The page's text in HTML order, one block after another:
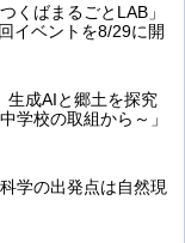
くばまるごとLAB」
イベントを8/29に開
成AIと郷土を探究
学校の取組から～」
学の出発点は自然現